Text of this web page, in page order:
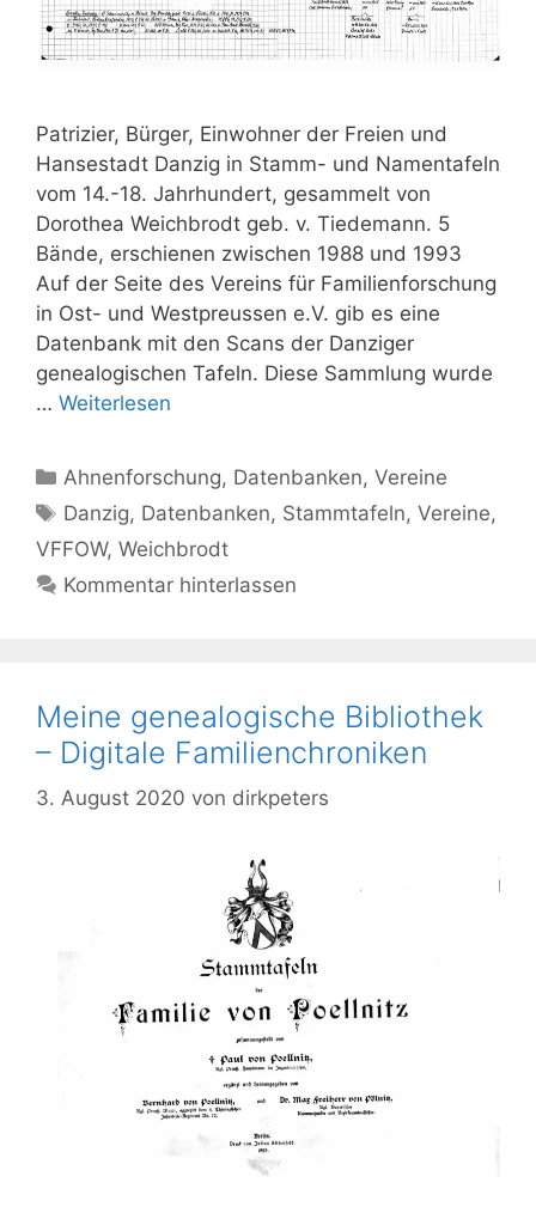
Patrizier, Bürger, Einwohner der Freien und
Hansestadt Danzig in Stamm- und Namentafeln
vom 14.-18. Jahrhundert, gesammelt von
Dorothea Weichbrodt geb. v. Tiedemann. 5
Bände, erschienen zwischen 1988 und 1993
Auf der Seite des Vereins für Familienforschung
in Ost- und Westpreussen e.V. gib es eine
Datenbank mit den Scans der Danziger
genealogischen Tafeln. Diese Sammlung wurde
… Weiterlesen
Kategorien
Ahnenforschung, Datenbanken,Vereine
Schlagwörter
Danzig, Datenbanken, Stammtafeln,Vereine,
VFFOW, Weichbrodt
Kommentar hinterlassen
Meine genealogische Bibliothek
– Digitale Familienchroniken
3. August 2020 von dirkpeters